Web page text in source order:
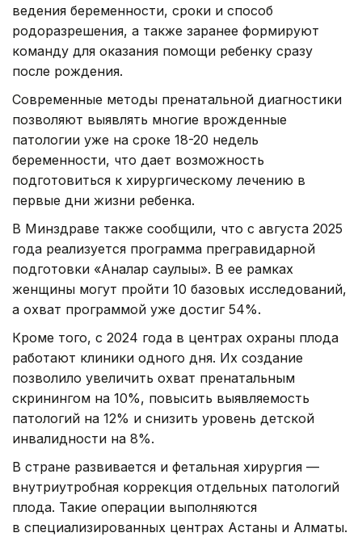
ведения беременности, сроки и способ
родоразрешения, а также заранее формируют
команду для оказания помощи ребенку сразу
после рождения.
Современные методы пренатальной диагностики
позволяют выявлять многие врожденные
патологии уже на сроке 18-20 недель
беременности, что дает возможность
подготовиться к хирургическому лечению в
первые дни жизни ребенка.
В Минздраве также сообщили, что с августа 2025
года реализуется программа прегравидарной
подготовки «Аналар саулығы». В ее рамках
женщины могут пройти 10 базовых исследований,
а охват программой уже достиг 54%.
Кроме того, с 2024 года в центрах охраны плода
работают клиники одного дня. Их создание
позволило увеличить охват пренатальным
скринингом на 10%, повысить выявляемость
патологий на 12% и снизить уровень детской
инвалидности на 8%.
В стране развивается и фетальная хирургия —
внутриутробная коррекция отдельных патологий
плода. Такие операции выполняются
в специализированных центрах Астаны и Алматы.